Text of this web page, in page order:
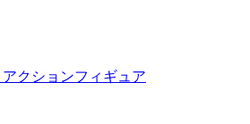
クションフィギュア